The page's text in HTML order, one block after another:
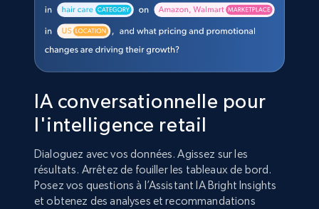
IA conversationnelle pour
l'intelligence retail
Dialoguez avec vos données. Agissez sur les
résultats. Arrêtez de fouiller les tableaux de bord.
Posez vos questions à l’Assistant IA Bright Insights
et obtenez des analyses et recommandations